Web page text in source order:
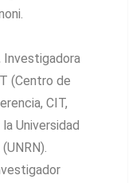
Investigadora
(Centro de
CIT,
Universidad